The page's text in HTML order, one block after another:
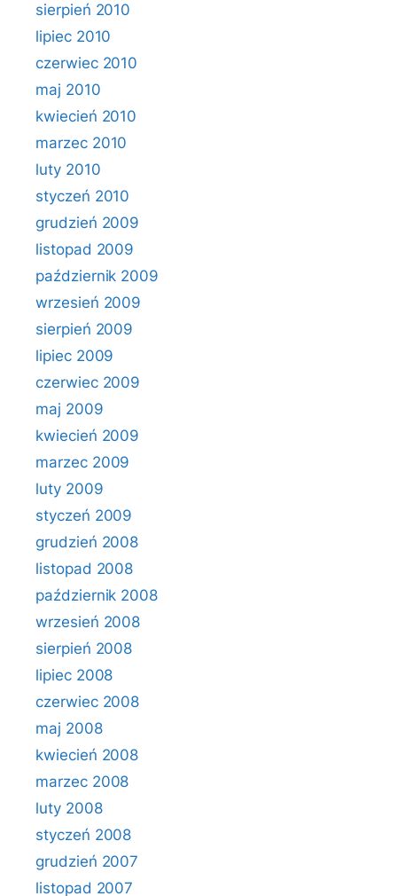
sierpień 2010
lipiec 2010
czerwiec 2010
maj 2010
kwiecień 2010
marzec 2010
luty 2010
styczeń 2010
grudzień 2009
listopad 2009
październik 2009
wrzesień 2009
sierpień 2009
lipiec 2009
czerwiec 2009
maj 2009
kwiecień 2009
marzec 2009
luty 2009
styczeń 2009
grudzień 2008
listopad 2008
październik 2008
wrzesień 2008
sierpień 2008
lipiec 2008
czerwiec 2008
maj 2008
kwiecień 2008
marzec 2008
luty 2008
styczeń 2008
grudzień 2007
listopad 2007